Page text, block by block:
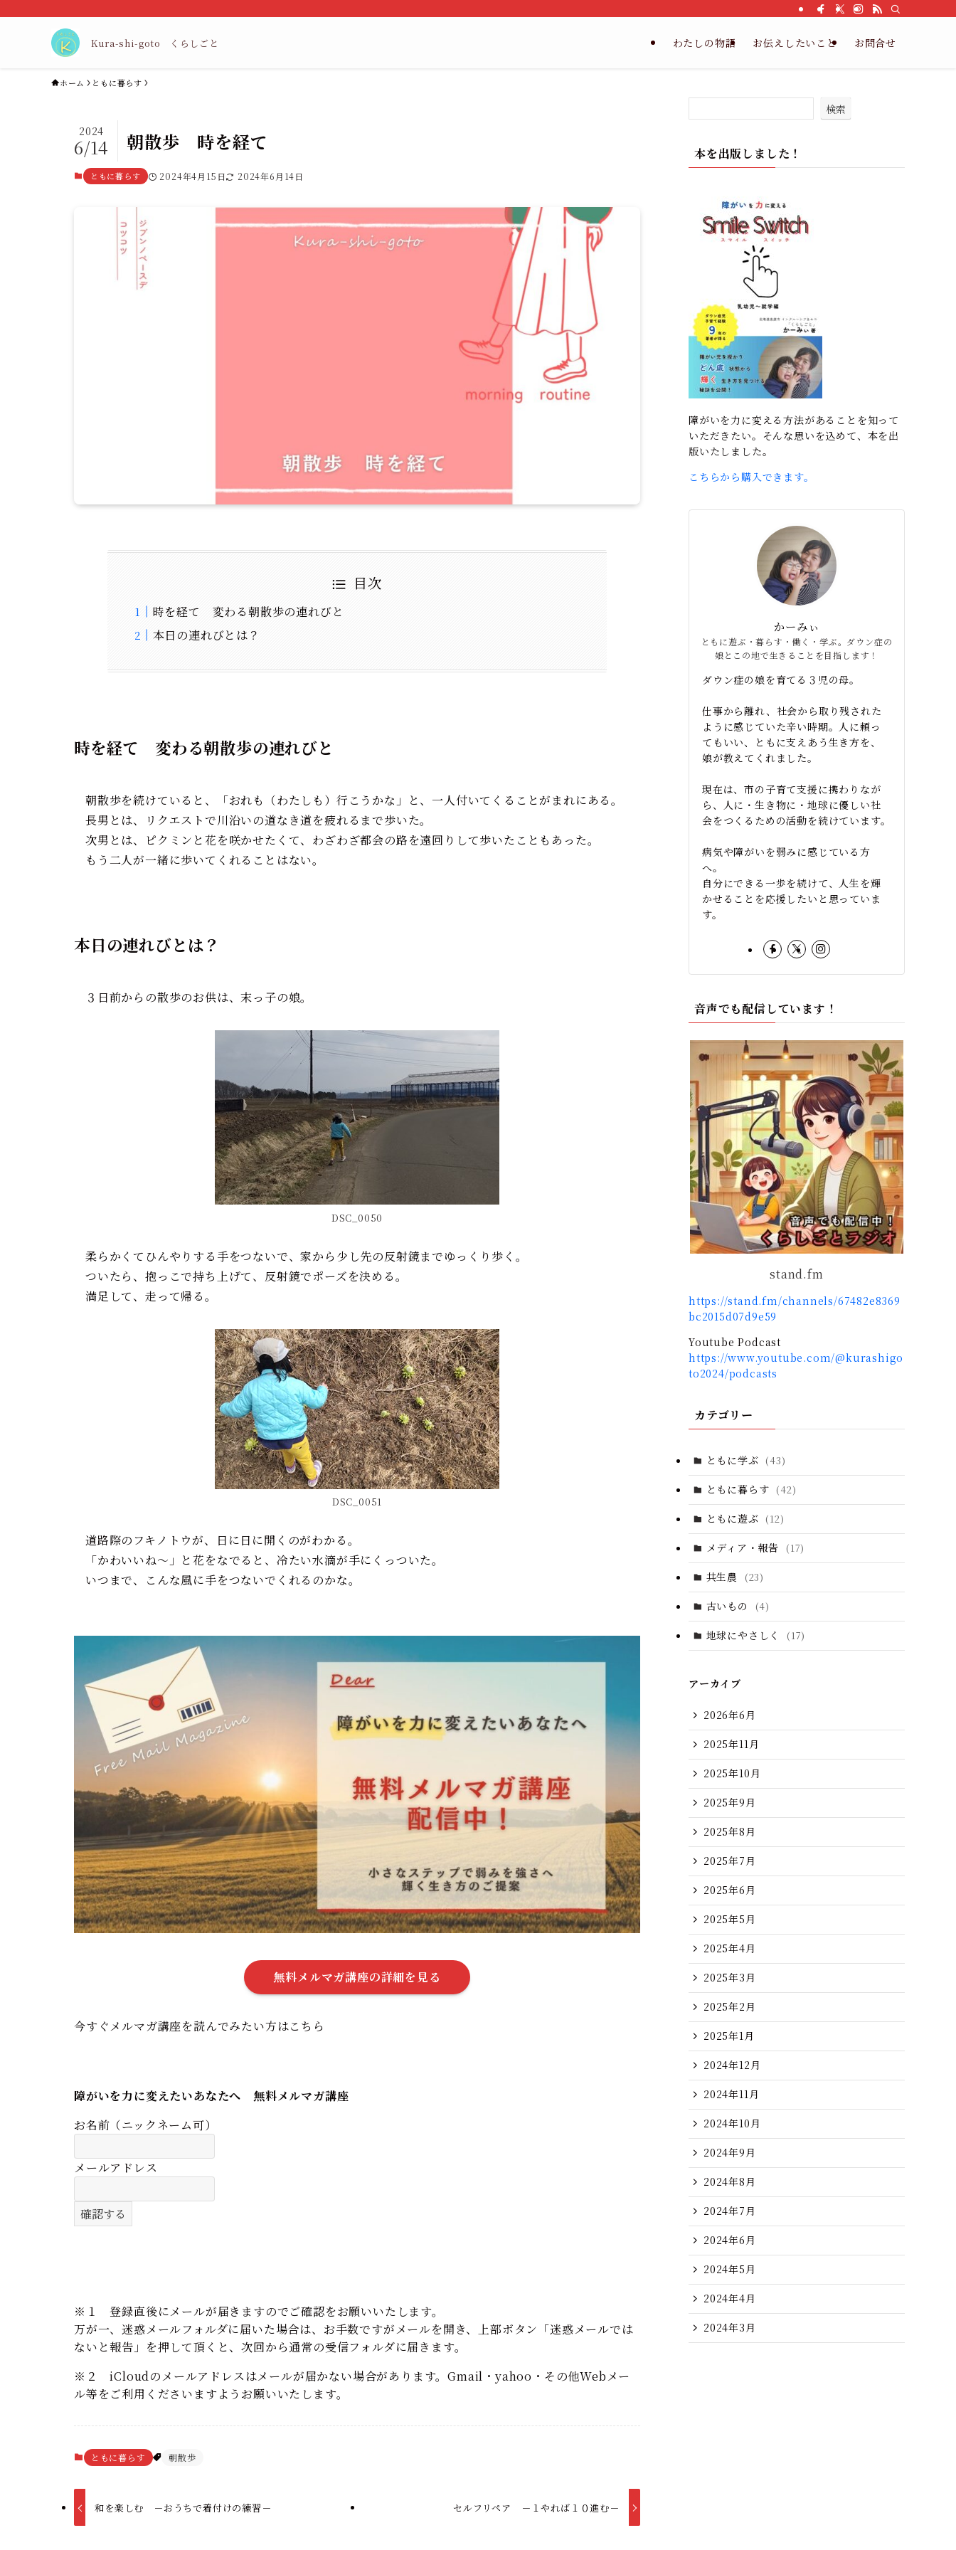
Kura-shi-goto くらしごと わたしの物語 お伝えしたいこと お問合せ
ホーム ともに暮らす
朝散歩 時を経て
2024
6/14
ともに暮らす 2024年4月15日 2024年6月14日
目次
時を経て 変わる朝散歩の連れびと
本日の連れびとは？
時を経て 変わる朝散歩の連れびと
朝散歩を続けていると、「おれも（わたしも）行こうかな」と、一人付いてくることがまれにある。
長男とは、リクエストで川沿いの道なき道を疲れるまで歩いた。
次男とは、ピクミンと花を咲かせたくて、わざわざ都会の路を遠回りして歩いたこともあった。
もう二人が一緒に歩いてくれることはない。
本日の連れびとは？
３日前からの散歩のお供は、末っ子の娘。
DSC_0050
柔らかくてひんやりする手をつないで、家から少し先の反射鏡までゆっくり歩く。
ついたら、抱っこで持ち上げて、反射鏡でポーズを決める。
満足して、走って帰る。
DSC_0051
道路際のフキノトウが、日に日に開くのがわかる。
「かわいいね～」と花をなでると、冷たい水滴が手にくっついた。
いつまで、こんな風に手をつないでくれるのかな。
無料メルマガ講座の詳細を見る
今すぐメルマガ講座を読んでみたい方はこちら
障がいを力に変えたいあなたへ 無料メルマガ講座
お名前（ニックネーム可）
メールアドレス
※１ 登録直後にメールが届きますのでご確認をお願いいたします。
万が一、迷惑メールフォルダに届いた場合は、お手数ですがメールを開き、上部ボタン「迷惑メールでは
ないと報告」を押して頂くと、次回から通常の受信フォルダに届きます。
※２ iCloudのメールアドレスはメールが届かない場合があります。Gmail・yahoo・その他Webメー
ル等をご利用くださいますようお願いいたします。
ともに暮らす 朝散歩
和を楽しむ －おうちで着付けの練習－ セルフリペア －１やれば１０進む－
検索
本を出版しました！
障がいを力に変える方法があることを知って
いただきたい。そんな思いを込めて、本を出
版いたしました。
こちらから購入できます。
かーみぃ
ともに遊ぶ・暮らす・働く・学ぶ。ダウン症の
娘とこの地で生きることを目指します！
ダウン症の娘を育てる３児の母。
仕事から離れ、社会から取り残された
ように感じていた辛い時期。人に頼っ
てもいい、ともに支えあう生き方を、
娘が教えてくれました。
現在は、市の子育て支援に携わりなが
ら、人に・生き物に・地球に優しい社
会をつくるための活動を続けています。
病気や障がいを弱みに感じている方
へ。
自分にできる一歩を続けて、人生を輝
かせることを応援したいと思っていま
す。
音声でも配信しています！
stand.fm
https://stand.fm/channels/67482e8369
bc2015d07d9e59
Youtube Podcast
https://www.youtube.com/@kurashigo
to2024/podcasts
カテゴリー
ともに学ぶ (43)
ともに暮らす (42)
ともに遊ぶ (12)
メディア・報告 (17)
共生農 (23)
古いもの (4)
地球にやさしく (17)
アーカイブ
2026年6月
2025年11月
2025年10月
2025年9月
2025年8月
2025年7月
2025年6月
2025年5月
2025年4月
2025年3月
2025年2月
2025年1月
2024年12月
2024年11月
2024年10月
2024年9月
2024年8月
2024年7月
2024年6月
2024年5月
2024年4月
2024年3月